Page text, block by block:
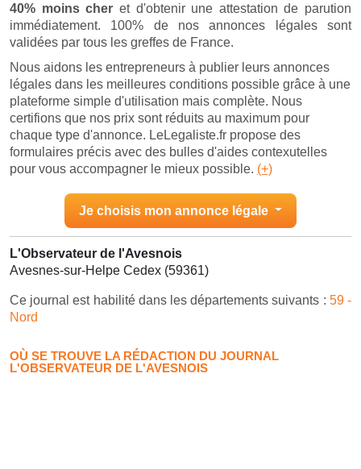
40% moins cher et d'obtenir une attestation de parution
immédiatement. 100% de nos annonces légales sont
validées par tous les greffes de France.
Nous aidons les entrepreneurs à publier leurs annonces
légales dans les meilleures conditions possible grâce à une
plateforme simple d'utilisation mais complète. Nous
certifions que nos prix sont réduits au maximum pour
chaque type d'annonce. LeLegaliste.fr propose des
formulaires précis avec des bulles d'aides contexutelles
pour vous accompagner le mieux possible. (+)
Je choisis mon annonce légale
L'Observateur de l'Avesnois
Avesnes-sur-Helpe Cedex (59361)
Ce journal est habilité dans les départements suivants : 59 -
Nord
OÙ SE TROUVE LA RÉDACTION DU JOURNAL
L'OBSERVATEUR DE L'AVESNOIS